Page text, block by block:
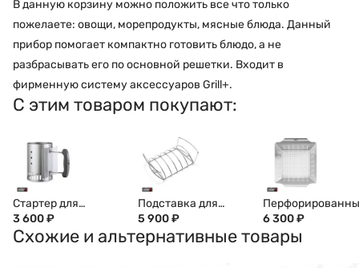
В данную корзину можно положить все что только
пожелаете: овощи, морепродукты, мясные блюда. Данный
прибор помогает компактно готовить блюдо, а не
разбрасывать его по основной решетки. Входит в
фирменную систему аксессуаров Grill+.
С этим товаром покупают:
Стартер для
розжига
портативный, 7447
3 600₽
Подставка для
ребрышек 2-в-1,
6469
5 900₽
противень для
гриля WEBER,
квадратный,
6 300₽
Схожие и альтернативные товары